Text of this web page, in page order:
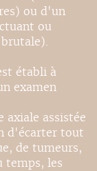
ou d'un
ou
établi à
examen
axiale assistée
d'écarter tout
de tumeurs,
temps, les